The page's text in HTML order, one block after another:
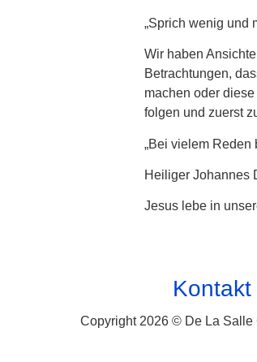
„Sprich wenig und
Wir haben
Betrachtungen,
machen oder
folgen und zuerst
„Bei vielem Reden
Heiliger Johannes
Jesus lebe in
Kontakt
Copyright 2026 © De La Salle